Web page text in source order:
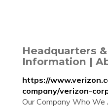
Headquarters
Information |
https://
company/verizon-
Our Company Who